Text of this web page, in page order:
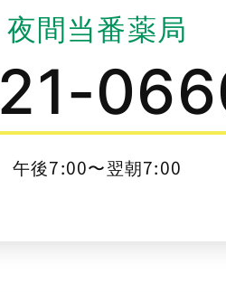
夜間当番薬局
21-
午後7:00〜翌朝7:00